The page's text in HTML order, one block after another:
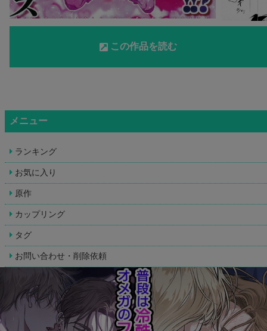
この作品を読む
メニュー
ランキング
お気に入り
原作
カップリング
タグ
お問い合わせ・削除依頼